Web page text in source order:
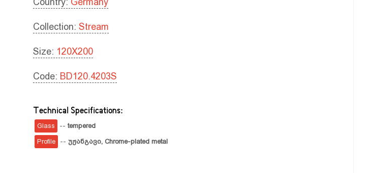
Country: Germany
Collection: Stream
Size: 120X200
Code: BD120.4203S
Technical Specifications:
Glass -- tempered
Profile -- უჟანგავი, Chrome-plated metal